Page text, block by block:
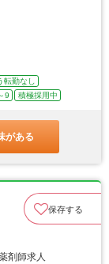
転勤なし
9 積極採用中
がある
保存する
剤師求人